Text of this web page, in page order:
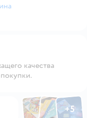
качества
ФотоФотоФото
+5
Открыть